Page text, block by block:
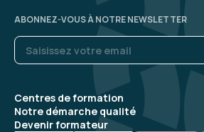
Centres de formation
Notre démarche qualité
Devenir formateur
ABONNEZ-VOUS À NOTRE NEWSLETTER